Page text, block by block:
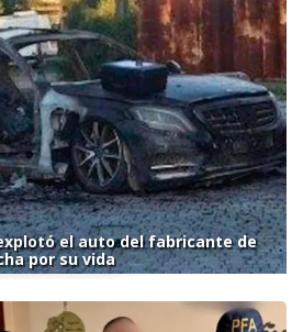
el auto del fabricante de
por su vida